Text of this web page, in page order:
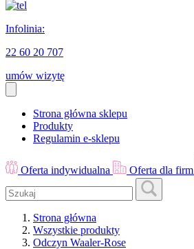
Infolinia:
22 60 20 707
umów wizytę
Strona główna sklepu
Produkty
Regulamin e-sklepu
Oferta indywidualna Oferta dla firm
Strona główna
Wszystkie produkty
Odczyn Waaler-Rose